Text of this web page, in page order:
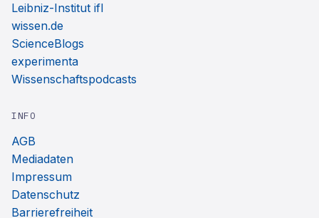
Leibniz-Institut ifl
wissen.de
ScienceBlogs
experimenta
Wissenschaftspodcasts
INFO
AGB
Mediadaten
Impressum
Datenschutz
Barrierefreiheit